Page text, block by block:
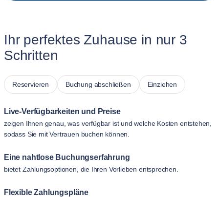
Ihr perfektes Zuhause in nur 3
Schritten
Reservieren Buchung abschließen Einziehen
Live-Verfügbarkeiten und Preise
zeigen Ihnen genau, was verfügbar ist und welche Kosten entstehen,
sodass Sie mit Vertrauen buchen können.
Eine nahtlose Buchungserfahrung
bietet Zahlungsoptionen, die Ihren Vorlieben entsprechen.
Flexible Zahlungspläne